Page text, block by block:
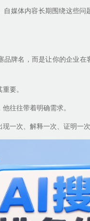
自媒体内容长期围绕这些
品牌名，而是让你的企业
要。
往往带着明确需求。
一次、解释一次、证明一